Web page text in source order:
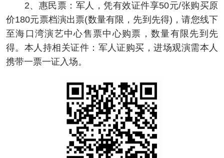
2、惠民票：军人，凭有效证件享50元/张购买原
价180元票档演出票(数量有限，先到先得)，请您线下
至海口湾演艺中心售票中心购票，数量有限先到先
得。本人持相关证件：军人证购买，进场观演需本人
携带一票一证入场。